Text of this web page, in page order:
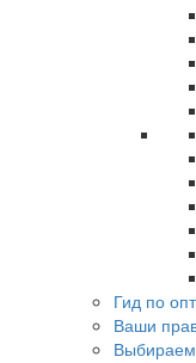
Гид по
Ваши
Выбираем